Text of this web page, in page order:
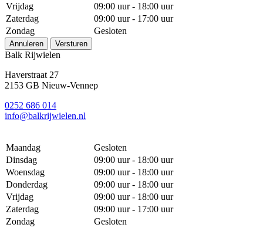
Vrijdag
09:00 uur - 18:00 uur
Zaterdag
09:00 uur - 17:00 uur
Zondag
Gesloten
Annuleren Versturen
Balk Rijwielen
Haverstraat 27
2153 GB Nieuw-Vennep
0252 686 014
info@balkrijwielen.nl
Maandag
Gesloten
Dinsdag
09:00 uur - 18:00 uur
Woensdag
09:00 uur - 18:00 uur
Donderdag
09:00 uur - 18:00 uur
Vrijdag
09:00 uur - 18:00 uur
Zaterdag
09:00 uur - 17:00 uur
Zondag
Gesloten